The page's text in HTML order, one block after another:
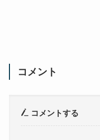
コメント
コメントする